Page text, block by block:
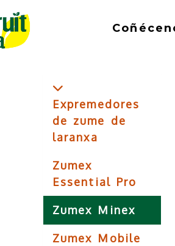
Expremedores
de zume de
laranxa
Zumex
Essential Pro
Zumex Minex
Zumex Mobile